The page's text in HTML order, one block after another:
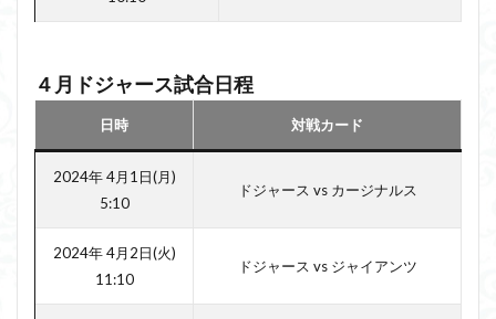
４月ドジャース試合日程
日時 対戦カード
2024年 4月1日(月)
5:10
ドジャース vs カージナルス
2024年 4月2日(火)
11:10
ドジャース vs ジャイアンツ